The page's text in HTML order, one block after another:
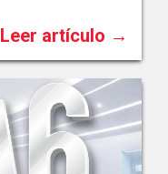
Leer artículo →